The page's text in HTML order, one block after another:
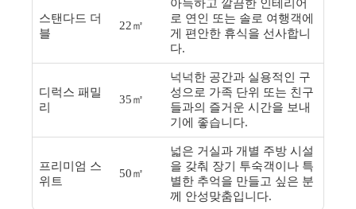
스탠다드 더
블
22㎡
아늑하고 깔끔한 인테리어
로 연인 또는 솔로 여행객에
게 편안한 휴식을 선사합니
다.
디럭스 패밀
리
35㎡
넉넉한 공간과 실용적인 구
성으로 가족 단위 또는 친구
들과의 즐거운 시간을 보내
기에 좋습니다.
프리미엄 스
위트
50㎡
넓은 거실과 개별 주방 시설
을 갖춰 장기 투숙객이나 특
별한 추억을 만들고 싶은 분
께 안성맞춤입니다.